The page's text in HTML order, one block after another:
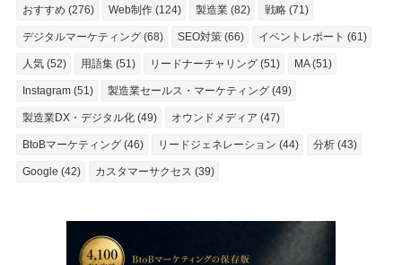
おすすめ (276) Web制作 (124) 製造業 (82) 戦略 (71)
デジタルマーケティング (68) SEO対策 (66) イベントレポート (61)
人気 (52) 用語集 (51) リードナーチャリング (51) MA (51)
Instagram (51) 製造業セールス・マーケティング (49)
製造業DX・デジタル化 (49) オウンドメディア (47)
BtoBマーケティング (46) リードジェネレーション (44) 分析 (43)
Google (42) カスタマーサクセス (39)